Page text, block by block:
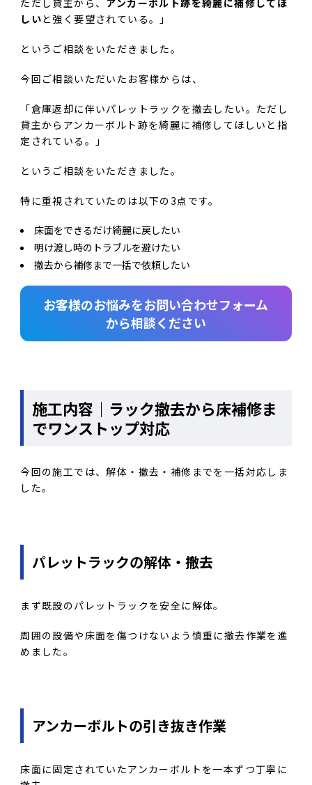
ただし貸主から、 アンカーボルト跡を綺麗に補修してほ
しいと強く要望されている。」
というご相談をいただきました。
今回ご相談いただいたお客様からは、
「倉庫返却に伴いパレットラックを撤去したい。ただし
貸主からアンカーボルト跡を綺麗に補修してほしいと指
定されている。」
というご相談をいただきました。
特に重視されていたのは以下の3点です。
床面をできるだけ綺麗に戻したい
明け渡し時のトラブルを避けたい
撤去から補修まで一括で依頼したい
お客様のお悩みをお問い合わせフォーム
から相談ください
施工内容｜ラック撤去から床補修ま
でワンストップ対応
今回の施工では、解体・撤去・補修までを一括対応しま
した。
パレットラックの解体・撤去
まず既設のパレットラックを安全に解体。
周囲の設備や床面を傷つけないよう慎重に撤去作業を進
めました。
アンカーボルトの引き抜き作業
床面に固定されていたアンカーボルトを一本ずつ丁寧に